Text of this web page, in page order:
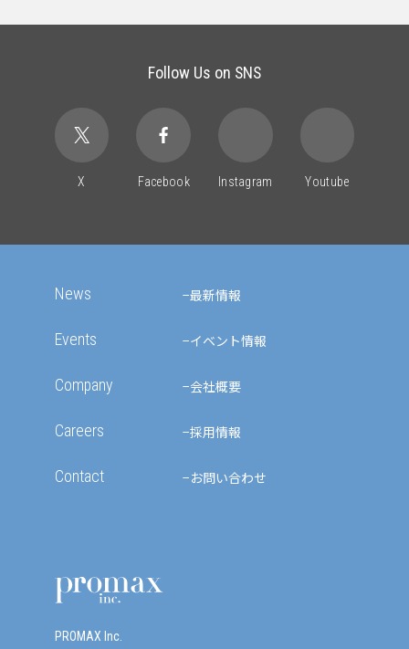
Follow Us on SNS
X Facebook Instagram Youtube
News 最新情報
Events イベント情報
Company 会社概要
Careers 採用情報
Contact お問い合わせ
PROMAX Inc.